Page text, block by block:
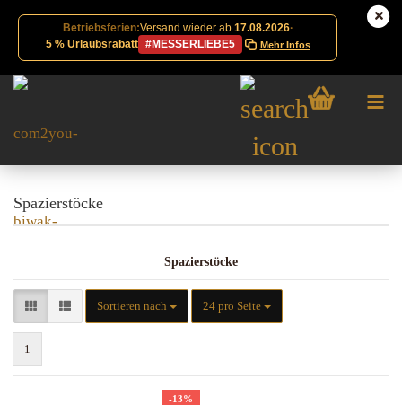
Betriebsferien:Versand wieder ab 17.08.2026·
5 % Urlaubsrabatt
#MESSERLIEBE5 Mehr Infos
Spazierstöcke
Spazierstöcke
Sortieren nach
Sortieren nach 24 pro Seite
pro Seite
1
-13%